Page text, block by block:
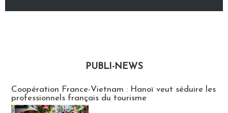
PUBLI-NEWS
Coopération France-Vietnam : Hanoï veut séduire les
professionnels français du tourisme